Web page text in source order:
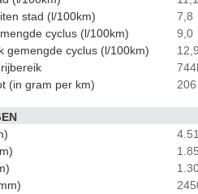
stad (l/100km)
7,8
cyclus (l/100km)
9,0
gemengde cyclus (l/100km)
12,9
(in gram per km)
206
BEKIJK 37 FOTO'S